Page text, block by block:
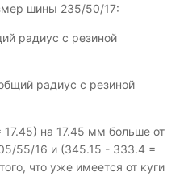
шины 235/50/17:
радиус с резиной
радиус с резиной
на 17.45 мм больше от
55/16 и (345.15 - 333.4 =
что уже имеется от куги